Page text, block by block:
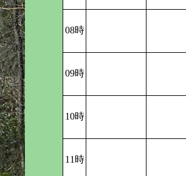
08時
09時
10時
11時